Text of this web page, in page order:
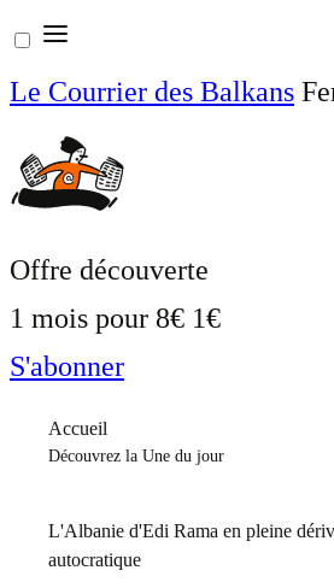
Aller
au
contenu
Le Courrier des Balkans
Offre découverte
1 mois pour 8€ 1€
S'abonner
Accueil
Découvrez la Une du jour
L'Albanie d'Edi Rama en pleine
autocratique